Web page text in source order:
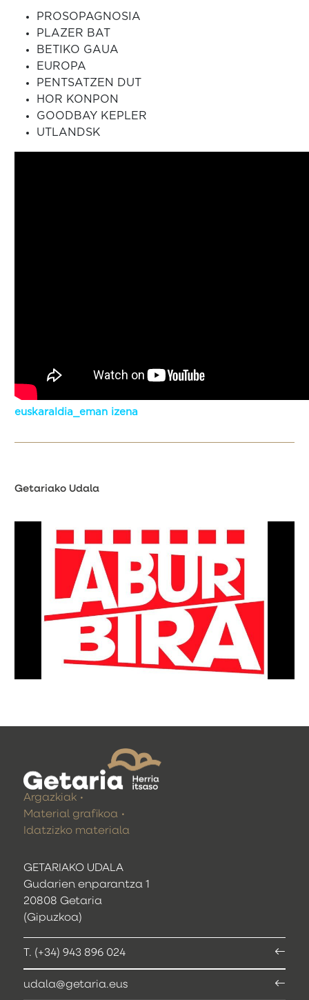
PROSOPAGNOSIA
PLAZER BAT
BETIKO GAUA
EUROPA
PENTSATZEN DUT
HOR KONPON
GOODBAY KEPLER
UTLANDSK
euskaraldia_eman izena
Getariako Udala
GETARIAKO UDALA
Gudarien enparantza 1
20808 Getaria
(Gipuzkoa)
T. (+34) 943 896 024
udala@getaria.eus
Argazkiak
Material grafikoa
Idatzizko materiala